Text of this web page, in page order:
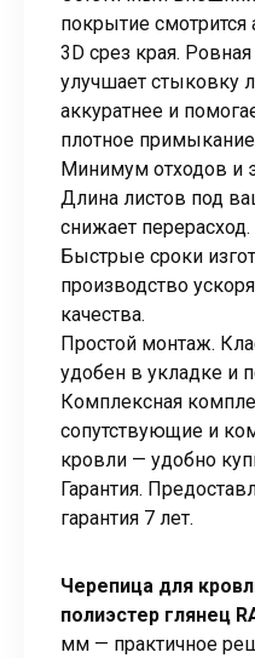
покрытие смотрится
3D срез края.
улучшает стыковку
аккуратнее и
плотное
Минимум отходов и
Длина листов под
снижает перерасход.
Быстрые сроки
производство
качества.
Простой монтаж.
удобен в укладке и
Комплексная
сопутствующие и
кровли — удобно
Гарантия.
гарантия 7 лет.
Черепица для
полиэстер глянец
мм — практичное